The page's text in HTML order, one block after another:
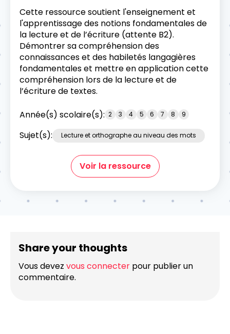
Cette ressource soutient l'enseignement et
l'apprentissage des notions fondamentales de
la lecture et de l’écriture (attente B2).
Démontrer sa compréhension des
connaissances et des habiletés langagières
fondamentales et mettre en application cette
compréhension lors de la lecture et de
l’écriture de textes.
Année(s) scolaire(s): 2 3 4 5 6 7 8 9
Sujet(s): Lecture et orthographe au niveau des mots
Voir la ressource
Share your thoughts
Vous devez vous connecter pour publier un
commentaire.